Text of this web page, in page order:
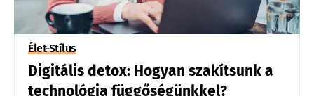
Élet-Stílus
Digitális detox: Hogyan szakítsunk a
technológia függőségünkkel?